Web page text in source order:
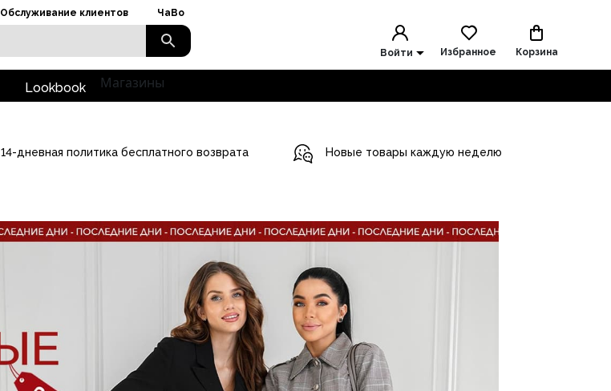
Обслуживание клиентов ЧаВо
Войти Избранное Корзина
Lookbook Магазины
14-дневная политика бесплатного возврата Новые товары каждую неделю